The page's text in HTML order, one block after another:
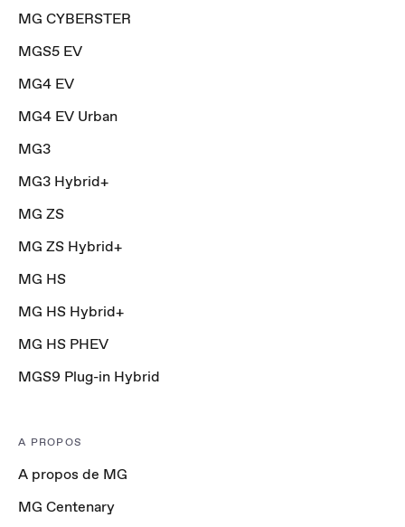
MG CYBERSTER
MGS5 EV
MG4 EV
MG4 EV Urban
MG3
MG3 Hybrid+
MG ZS
MG ZS Hybrid+
MG HS
MG HS Hybrid+
MG HS PHEV
MGS9 Plug-in Hybrid
A PROPOS
A propos de MG
MG Centenary